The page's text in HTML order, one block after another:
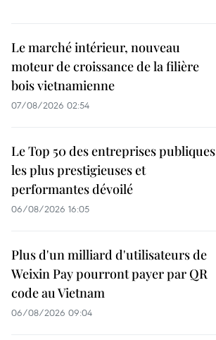
Le marché intérieur, nouveau
moteur de croissance de la filière
bois vietnamienne
07/08/2026 02:54
Le Top 50 des entreprises publiques
les plus prestigieuses et
performantes dévoilé
06/08/2026 16:05
Plus d'un milliard d'utilisateurs de
Weixin Pay pourront payer par QR
code au Vietnam
06/08/2026 09:04